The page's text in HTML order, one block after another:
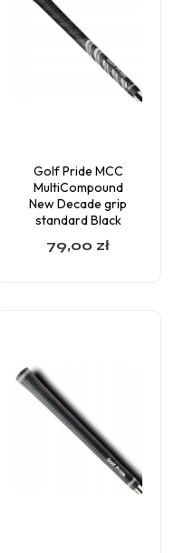
Golf Pride MCC
MultiCompound
New Decade grip
standard Black
79,00 zł